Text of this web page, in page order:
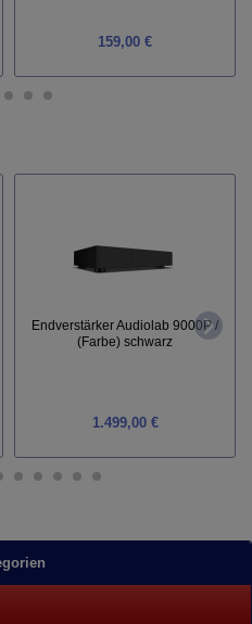
159,00 €
Endverstärker Audiolab 9000P /
(Farbe) schwarz
1.499,00 €